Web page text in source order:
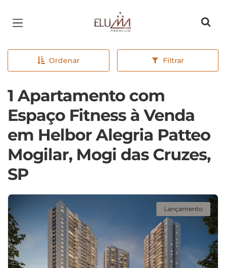
Página inicial
Ordenar Filtrar
1 Apartamento com
Espaço Fitness à Venda
em Helbor Alegria Patteo
Mogilar, Mogi das Cruzes,
SP
Lançamento